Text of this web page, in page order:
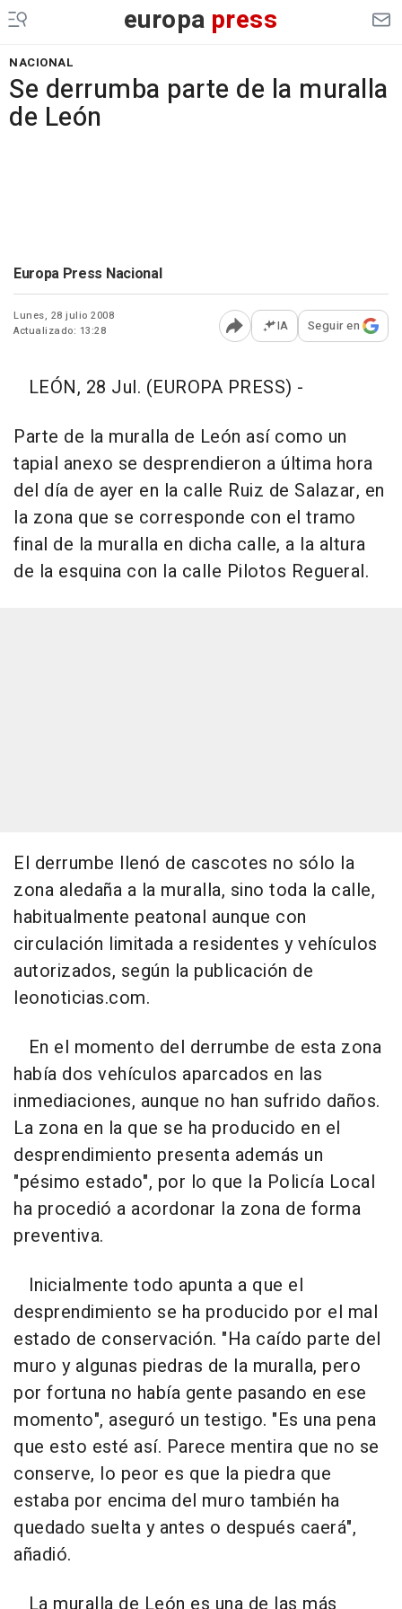
europa press
NACIONAL
Se derrumba parte de la muralla
de León
Europa Press Nacional
Lunes, 28 julio 2008
Actualizado: 13:28
Abrir opciones para
IA Seguir en
LEÓN, 28 Jul. (EUROPA PRESS) -
Parte de la muralla de León así como un
tapial anexo se desprendieron a última hora
del día de ayer en la calle Ruiz de Salazar, en
la zona que se corresponde con el tramo
final de la muralla en dicha calle, a la altura
de la esquina con la calle Pilotos Regueral.
El derrumbe llenó de cascotes no sólo la
zona aledaña a la muralla, sino toda la calle,
habitualmente peatonal aunque con
circulación limitada a residentes y vehículos
autorizados, según la publicación de
leonoticias.com.
En el momento del derrumbe de esta zona
había dos vehículos aparcados en las
inmediaciones, aunque no han sufrido daños.
La zona en la que se ha producido en el
desprendimiento presenta además un
"pésimo estado", por lo que la Policía Local
ha procedió a acordonar la zona de forma
preventiva.
Inicialmente todo apunta a que el
desprendimiento se ha producido por el mal
estado de conservación. "Ha caído parte del
muro y algunas piedras de la muralla, pero
por fortuna no había gente pasando en ese
momento", aseguró un testigo. "Es una pena
que esto esté así. Parece mentira que no se
conserve, lo peor es que la piedra que
estaba por encima del muro también ha
quedado suelta y antes o después caerá",
añadió.